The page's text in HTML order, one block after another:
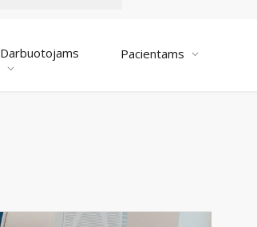
Darbuotojams Pacientams